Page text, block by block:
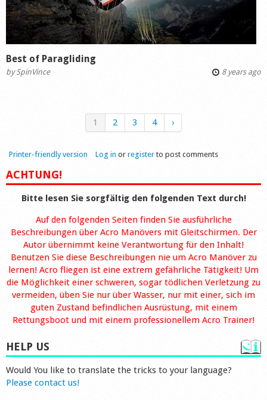
Best of Paragliding
bySpinVince 8 years ago
1 2 3 4 ›
Printer-friendly version Log in or register to post comments
ACHTUNG!
Bitte lesen Sie sorgfältig den folgenden Text durch!
Auf den folgenden Seiten finden Sie ausführliche
Beschreibungen über Acro Manövers mit Gleitschirmen. Der
Autor übernimmt keine Verantwortung für den Inhalt!
Benutzen Sie diese Beschreibungen nie um Acro Manöver zu
lernen! Acro fliegen ist eine extrem gefährliche Tätigkeit! Um
die Möglichkeit einer schweren, sogar tödlichen Verletzung zu
vermeiden, üben Sie nur über Wasser, nur mit einer, sich im
guten Zustand befindlichen Ausrüstung, mit einem
Rettungsboot und mit einem professionellem Acro Trainer!
HELP US
Would You like to translate the tricks to your language?
Please contact us!